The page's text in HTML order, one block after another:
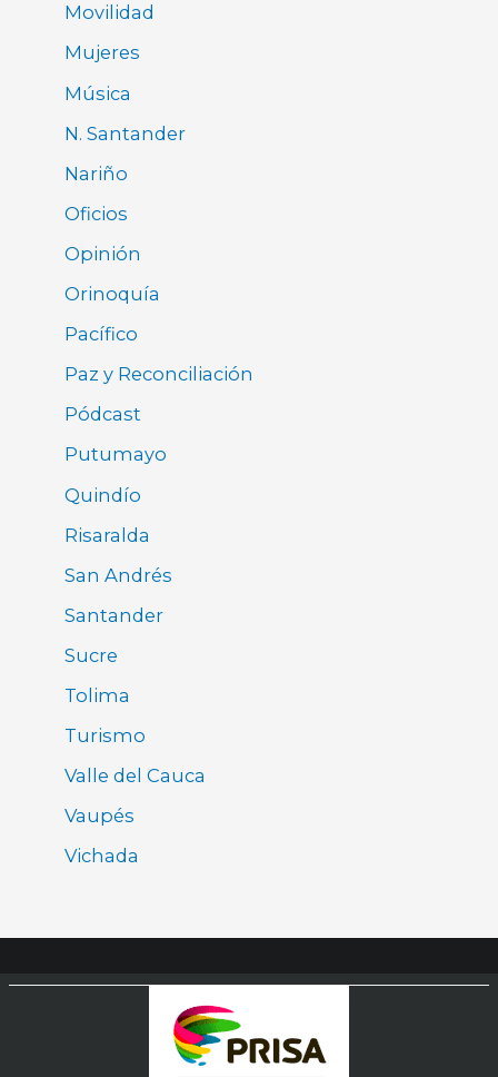
Movilidad
Mujeres
Música
N. Santander
Nariño
Oficios
Opinión
Orinoquía
Pacífico
Paz y Reconciliación
Pódcast
Putumayo
Quindío
Risaralda
San Andrés
Santander
Sucre
Tolima
Turismo
Valle del Cauca
Vaupés
Vichada